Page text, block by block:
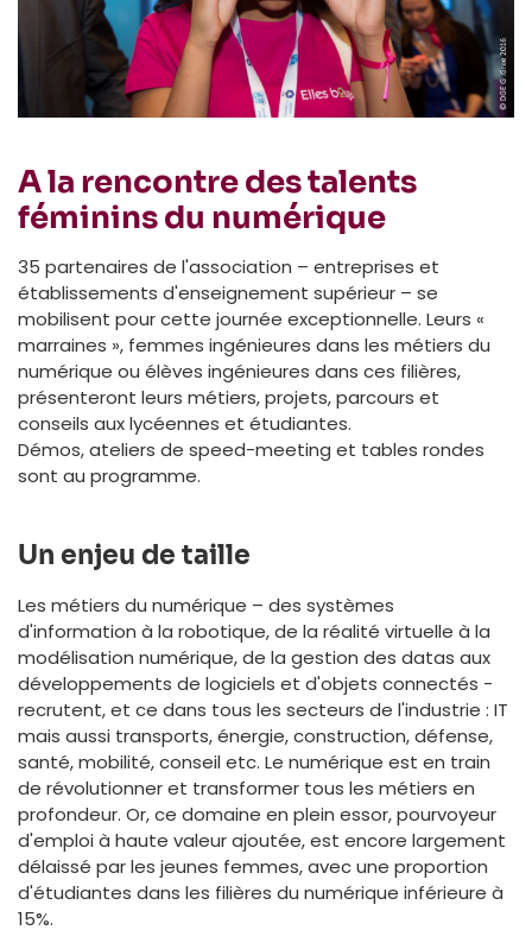
A la rencontre des talents
féminins du numérique
35 partenaires de l'association – entreprises et
établissements d'enseignement supérieur – se
mobilisent pour cette journée exceptionnelle. Leurs «
marraines », femmes ingénieures dans les métiers du
numérique ou élèves ingénieures dans ces filières,
présenteront leurs métiers, projets, parcours et
conseils aux lycéennes et étudiantes.
Démos, ateliers de speed-meeting et tables rondes
sont au programme.
Un enjeu de taille
Les métiers du numérique – des systèmes
d'information à la robotique, de la réalité virtuelle à la
modélisation numérique, de la gestion des datas aux
développements de logiciels et d'objets connectés -
recrutent, et ce dans tous les secteurs de l'industrie : IT
mais aussi transports, énergie, construction, défense,
santé, mobilité, conseil etc. Le numérique est en train
de révolutionner et transformer tous les métiers en
profondeur. Or, ce domaine en plein essor, pourvoyeur
d'emploi à haute valeur ajoutée, est encore largement
délaissé par les jeunes femmes, avec une proportion
d'étudiantes dans les filières du numérique inférieure à
15%.